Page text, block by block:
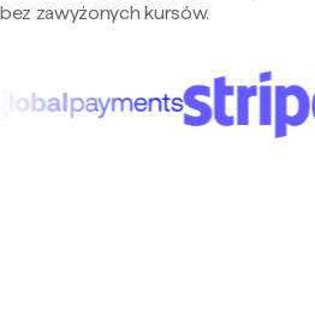
bez zawyżonych kursów.